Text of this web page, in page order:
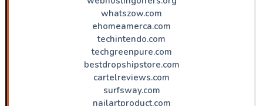
whatszow.com
ehomeamerca.com
techintendo.com
techgreenpure.com
bestdropshipstore.com
cartelreviews.com
surfsway.com
nailartproduct.com